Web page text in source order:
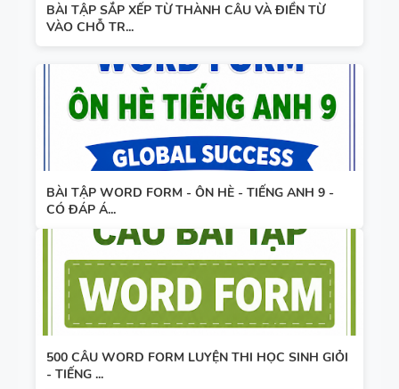
BÀI TẬP SẮP XẾP TỪ THÀNH CÂU VÀ ĐIỀN TỪ
VÀO CHỖ TR...
BÀI TẬP WORD FORM - ÔN HÈ - TIẾNG ANH 9 -
CÓ ĐÁP Á...
500 CÂU WORD FORM LUYỆN THI HỌC SINH GIỎI
- TIẾNG ...